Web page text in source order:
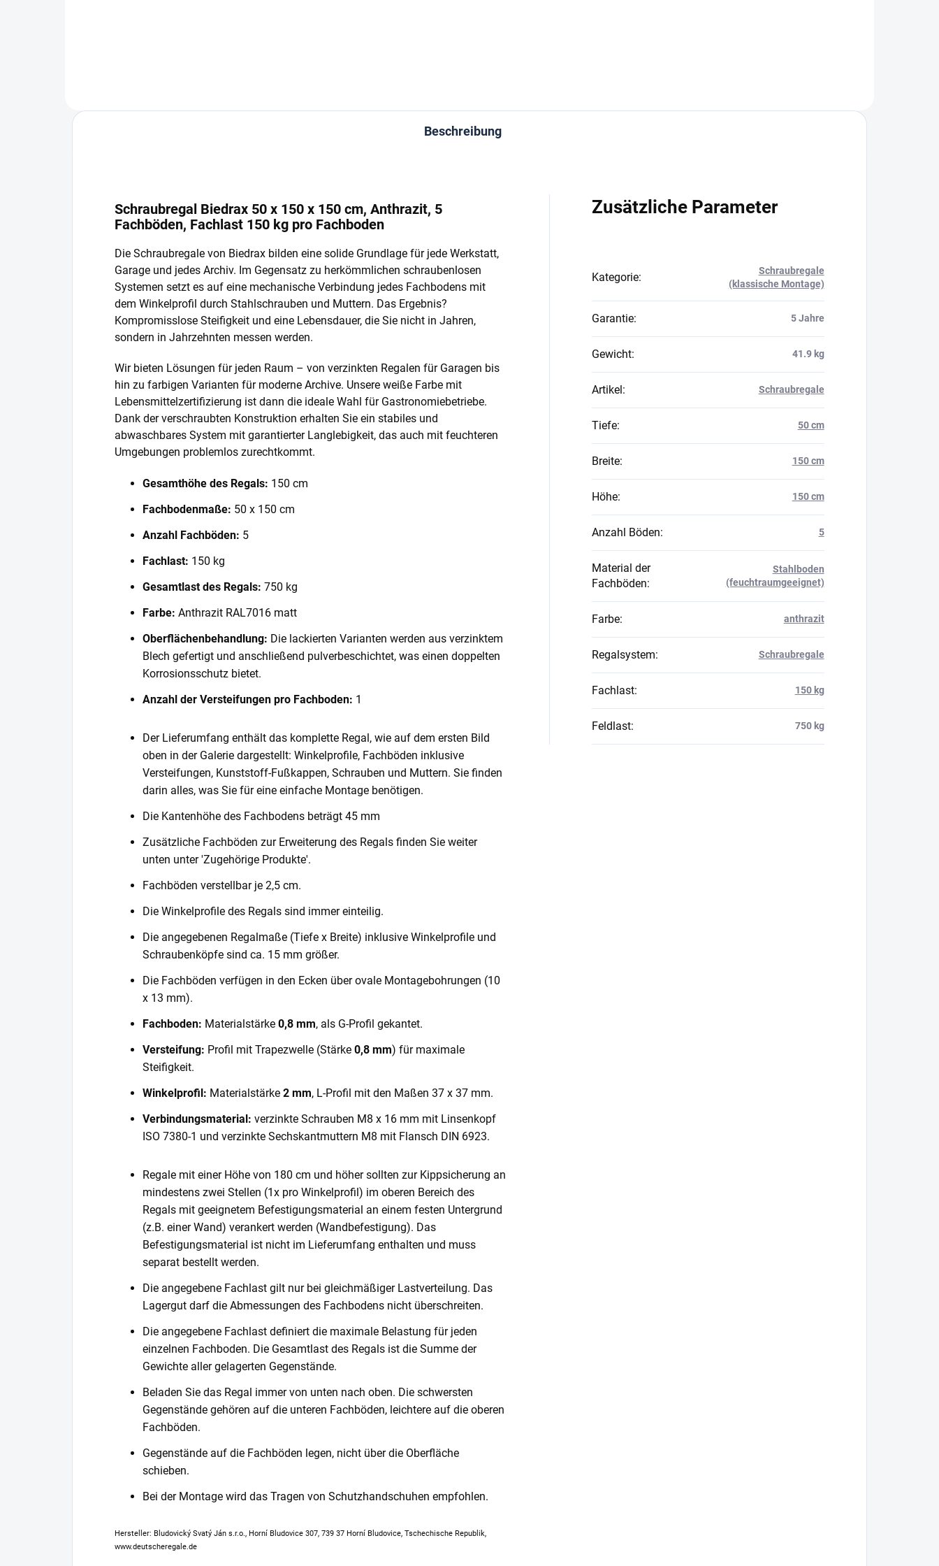
Beschreibung
Schraubregal Biedrax 50 x 150 x 150 cm, Anthrazit, 5
Fachböden, Fachlast 150 kg pro Fachboden
Die Schraubregale von Biedrax bilden eine solide Grundlage für jede Werkstatt,
Garage und jedes Archiv. Im Gegensatz zu herkömmlichen schraubenlosen
Systemen setzt es auf eine mechanische Verbindung jedes Fachbodens mit
dem Winkelprofil durch Stahlschrauben und Muttern. Das Ergebnis?
Kompromisslose Steifigkeit und eine Lebensdauer, die Sie nicht in Jahren,
sondern in Jahrzehnten messen werden.
Wir bieten Lösungen für jeden Raum – von verzinkten Regalen für Garagen bis
hin zu farbigen Varianten für moderne Archive. Unsere weiße Farbe mit
Lebensmittelzertifizierung ist dann die ideale Wahl für Gastronomiebetriebe.
Dank der verschraubten Konstruktion erhalten Sie ein stabiles und
abwaschbares System mit garantierter Langlebigkeit, das auch mit feuchteren
Umgebungen problemlos zurechtkommt.
Gesamthöhe des Regals: 150 cm
Fachbodenmaße: 50 x 150 cm
Anzahl Fachböden: 5
Fachlast: 150 kg
Gesamtlast des Regals: 750 kg
Farbe: Anthrazit RAL7016 matt
Oberflächenbehandlung: Die lackierten Varianten werden aus verzinktem
Blech gefertigt und anschließend pulverbeschichtet, was einen doppelten
Korrosionsschutz bietet.
Anzahl der Versteifungen pro Fachboden: 1
Der Lieferumfang enthält das komplette Regal, wie auf dem ersten Bild
oben in der Galerie dargestellt: Winkelprofile, Fachböden inklusive
Versteifungen, Kunststoff-Fußkappen, Schrauben und Muttern. Sie finden
darin alles, was Sie für eine einfache Montage benötigen.
Die Kantenhöhe des Fachbodens beträgt 45 mm
Zusätzliche Fachböden zur Erweiterung des Regals finden Sie weiter
unten unter 'Zugehörige Produkte'.
Fachböden verstellbar je 2,5 cm.
Die Winkelprofile des Regals sind immer einteilig.
Die angegebenen Regalmaße (Tiefe x Breite) inklusive Winkelprofile und
Schraubenköpfe sind ca. 15 mm größer.
Die Fachböden verfügen in den Ecken über ovale Montagebohrungen (10
x 13 mm).
Fachboden: Materialstärke 0,8 mm, als G-Profil gekantet.
Versteifung: Profil mit Trapezwelle (Stärke 0,8 mm) für maximale
Steifigkeit.
Winkelprofil: Materialstärke 2 mm, L-Profil mit den Maßen 37 x 37 mm.
Verbindungsmaterial: verzinkte Schrauben M8 x 16 mm mit Linsenkopf
ISO 7380-1 und verzinkte Sechskantmuttern M8 mit Flansch DIN 6923.
Regale mit einer Höhe von 180 cm und höher sollten zur Kippsicherung an
mindestens zwei Stellen (1x pro Winkelprofil) im oberen Bereich des
Regals mit geeignetem Befestigungsmaterial an einem festen Untergrund
(z.B. einer Wand) verankert werden (Wandbefestigung). Das
Befestigungsmaterial ist nicht im Lieferumfang enthalten und muss
separat bestellt werden.
Die angegebene Fachlast gilt nur bei gleichmäßiger Lastverteilung. Das
Lagergut darf die Abmessungen des Fachbodens nicht überschreiten.
Die angegebene Fachlast definiert die maximale Belastung für jeden
einzelnen Fachboden. Die Gesamtlast des Regals ist die Summe der
Gewichte aller gelagerten Gegenstände.
Beladen Sie das Regal immer von unten nach oben. Die schwersten
Gegenstände gehören auf die unteren Fachböden, leichtere auf die oberen
Fachböden.
Gegenstände auf die Fachböden legen, nicht über die Oberfläche
schieben.
Bei der Montage wird das Tragen von Schutzhandschuhen empfohlen.
Hersteller: Bludovický Svatý Ján s.r.o., Horní Bludovice 307, 739 37 Horní Bludovice, Tschechische Republik,
www.deutscheregale.de
Zusätzliche Parameter
Kategorie:
Schraubregale
(klassische Montage)
Garantie: 5 Jahre
Gewicht: 41.9 kg
Artikel: Schraubregale
Tiefe: 50 cm
Breite: 150 cm
Höhe: 150 cm
Anzahl Böden: 5
Material der
Fachböden:
Stahlboden
(feuchtraumgeeignet)
Farbe: anthrazit
Regalsystem: Schraubregale
Fachlast: 150 kg
Feldlast: 750 kg